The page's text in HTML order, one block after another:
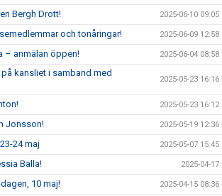
Bergh Drott! 2025-06-10 09:05
och tonåringar! 2025-06-09 12:58
– anmälan öppen! 2025-06-04 08:58
kansliet i samband med
2025-05-23 16:16
2025-05-23 16:12
Jonsson! 2025-05-19 12:36
24 maj 2025-05-07 15:45
Balla! 2025-04-17
10 maj! 2025-04-15 08:36